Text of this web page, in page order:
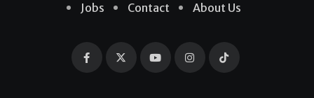
Jobs
Contact About Us